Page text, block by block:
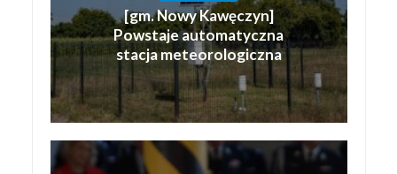
[gm. Nowy Kawęczyn]
Powstaje automatyczna
stacja meteorologiczna